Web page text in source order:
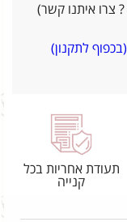
(בכפוף לתקנון)
תעודת אחריות בכל
קנייה